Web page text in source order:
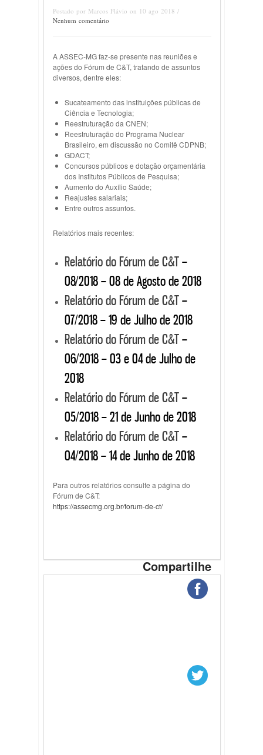
Postado por Marcos Flávio on 10 ago 2018 /
Nenhum comentário
A ASSEC-MG faz-se presente nas reuniões e
ações do Fórum de C&T, tratando de assuntos
diversos, dentre eles:
Sucateamento das instituições públicas de
Ciência e Tecnologia;
Reestruturação da CNEN;
Reestruturação do Programa Nuclear
Brasileiro, em discussão no Comitê CDPNB;
GDACT;
Concursos públicos e dotação orçamentária
dos Institutos Públicos de Pesquisa;
Aumento do Auxílio Saúde;
Reajustes salariais;
Entre outros assuntos.
Relatórios mais recentes:
Relatório do Fórum de C&T–
08/2018 – 08 de Agosto de 2018
Relatório do Fórum de C&T–
07/2018 – 19 de Julho de 2018
Relatório do Fórum de C&T–
06/2018 – 03 e 04 de Julho de
2018
Relatório do Fórum de C&T–
05/2018 – 21 de Junho de 2018
Relatório do Fórum de C&T–
04/2018 – 14 de Junho de 2018
Para outros relatórios consulte a página do
Fórum de C&T:
https://assecmg.org.br/forum-de-ct/
Compartilhe